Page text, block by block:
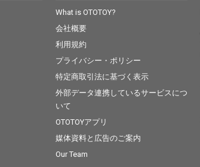
What is OTOTOY?
会社概要
利用規約
プライバシー・ポリシー
特定商取引法に基づく表示
外部データ連携しているサービスにつ
いて
OTOTOYアプリ
媒体資料と広告のご案内
Our Team